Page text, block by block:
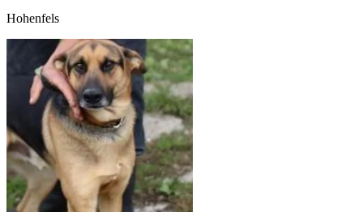
Hohenfels